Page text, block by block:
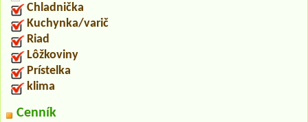
Chladnička
Kuchynka/varič
Riad
Lôžkoviny
Prístelka
klima
Cenník